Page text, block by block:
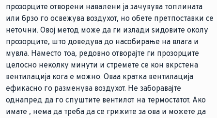
прозорците отворени навалени ја зачувува топлината
или брзо го освежува воздухот, но обете претпоставки се
неточни. Овој метод може да ги излади ѕидовите околу
прозорците, што доведува до насобирање на влага и
мувла. Наместо тоа, редовно отворајте ги прозорците
целосно неколку минути и стремете се кон вкрстена
вентилација кога е можно. Оваа кратка вентилација
ефикасно го разменува воздухот. Не заборавајте
однапред да го спуштите вентилот на термостатот. Ако
имате , нема да треба да се грижите за ова и можете да